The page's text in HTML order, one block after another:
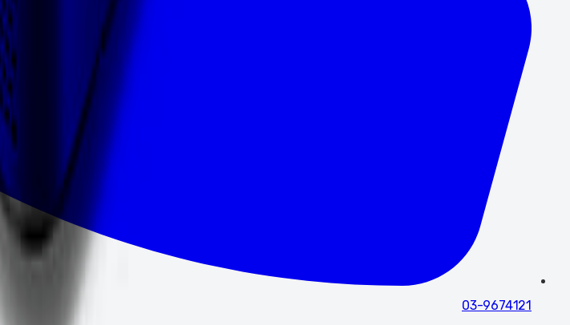
03-9674121